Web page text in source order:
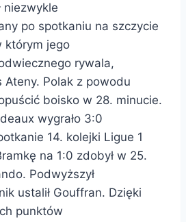
niezwykle
po spotkaniu na szczycie
którym jego
rywala,
Ateny. Polak z powodu
boisko w 28. minucie.
wygrało 3:0
14. kolejki Ligue 1
na 1:0 zdobył w 25.
Podwyższył
ustalił Gouffran. Dzięki
punktów